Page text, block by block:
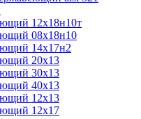
12х18н10т
08х18н10
14х17н2
20х13
30х13
40х13
12х13
12х17